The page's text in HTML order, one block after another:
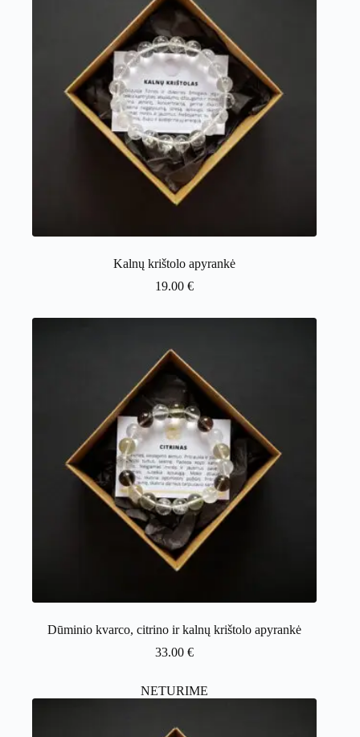
Kalnų krištolo apyrankė
19.00€
Dūminio kvarco, citrino ir kalnų krištolo apyrankė
33.00€
NETURIME